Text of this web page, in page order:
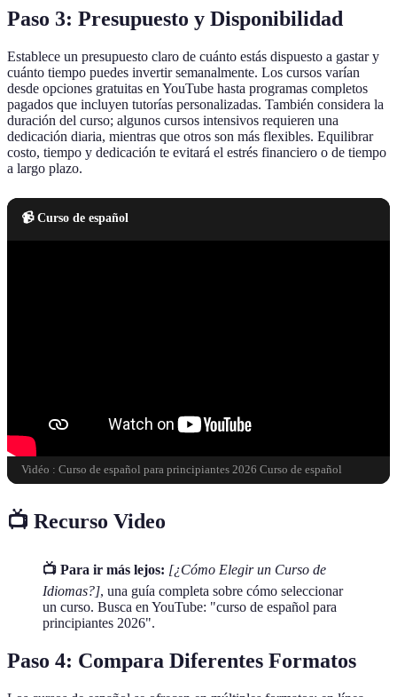
Paso 3: Presupuesto y Disponibilidad
Establece un presupuesto claro de cuánto estás dispuesto a gastar y
cuánto tiempo puedes invertir semanalmente. Los cursos varían
desde opciones gratuitas en YouTube hasta programas completos
pagados que incluyen tutorías personalizadas. También considera la
duración del curso; algunos cursos intensivos requieren una
dedicación diaria, mientras que otros son más flexibles. Equilibrar
costo, tiempo y dedicación te evitará el estrés financiero o de tiempo
a largo plazo.
📹 Curso de español
Vidéo : Curso de español para principiantes 2026 Curso de español
📺 Recurso Video
📺 Para ir más lejos: [¿Cómo Elegir un Curso de
Idiomas?], una guía completa sobre cómo seleccionar
un curso. Busca en YouTube: "curso de español para
principiantes 2026".
Paso 4: Compara Diferentes Formatos